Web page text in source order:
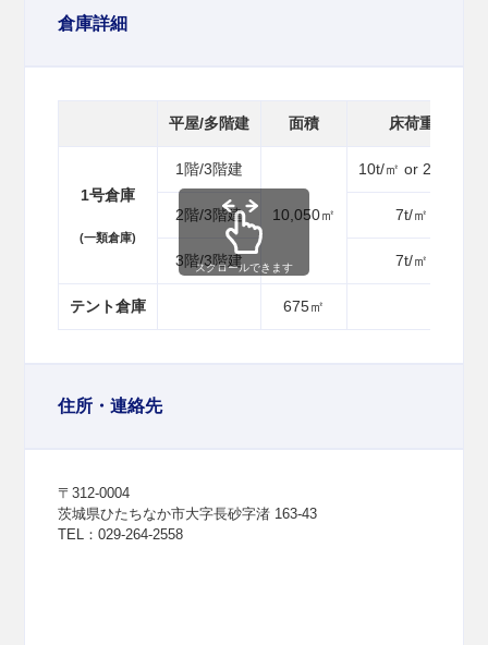
倉庫詳細
平屋/多階建 面積 床荷重
1号倉庫
(一類倉庫)
1階/3階建
10,050㎡
10t/㎡ or 20t/㎡
2階/3階建 7t/㎡
3階/3階建 7t/㎡
テント倉庫 675㎡
スクロールできます
住所・連絡先
〒312-0004
茨城県ひたちなか市大字長砂字渚 163-43
TEL：029-264-2558